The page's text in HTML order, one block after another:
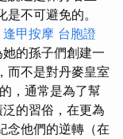
不可避免的。
逢甲按摩 台胞證
的孫子們創建一
而不是對丹麥皇室
，通常是為了幫
的習俗，在更為
念他們的逆轉（在